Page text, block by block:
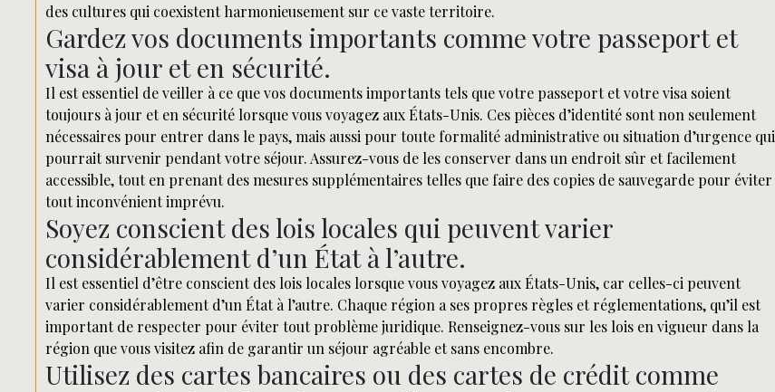
des cultures qui coexistent harmonieusement sur ce vaste territoire.
Gardez vos documents importants comme votre passeport et
visa à jour et en sécurité.
Il est essentiel de veiller à ce que vos documents importants tels que votre passeport et votre visa soient
toujours à jour et en sécurité lorsque vous voyagez aux États-Unis. Ces pièces d’identité sont non seulement
nécessaires pour entrer dans le pays, mais aussi pour toute formalité administrative ou situation d’urgence qui
pourrait survenir pendant votre séjour. Assurez-vous de les conserver dans un endroit sûr et facilement
accessible, tout en prenant des mesures supplémentaires telles que faire des copies de sauvegarde pour éviter
tout inconvénient imprévu.
Soyez conscient des lois locales qui peuvent varier
considérablement d’un État à l’autre.
Il est essentiel d’être conscient des lois locales lorsque vous voyagez aux États-Unis, car celles-ci peuvent
varier considérablement d’un État à l’autre. Chaque région a ses propres règles et réglementations, qu’il est
important de respecter pour éviter tout problème juridique. Renseignez-vous sur les lois en vigueur dans la
région que vous visitez afin de garantir un séjour agréable et sans encombre.
Utilisez des cartes bancaires ou des cartes de crédit comme